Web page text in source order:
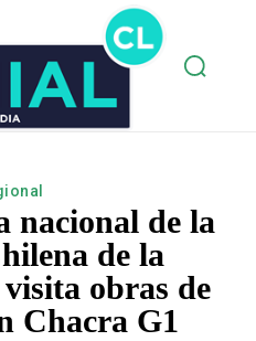
nacional de la
de la
obras de
Chacra G1